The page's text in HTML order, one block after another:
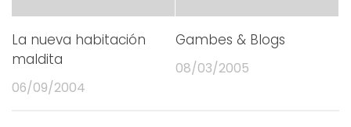
La nueva habitación
maldita
06/09/2004
Gambes & Blogs
08/03/2005